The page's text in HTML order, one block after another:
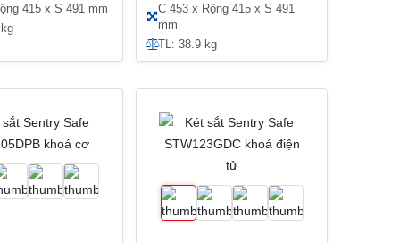
415 x S 491 mm
C 453 x Rộng 415 x S 491
mm
TL: 38.9 kg